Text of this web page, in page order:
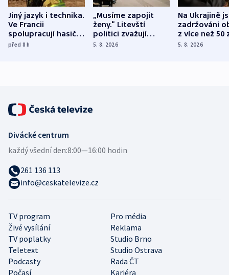
Jiný jazyk i technika.
Ve Francii
spolupracují hasiči z
různých zemí
před 8h
„Musíme zapojit
ženy.“ Litevští
politici zvažují
dohodu o
5. 8. 2026
Na Ukrajině
zadržováni
z více než 50
Bojovali na
5. 8. 2026
TV program
Pro média
Živé vysílání
Reklama
TV poplatky
Studio Brno
Teletext
Studio Ostrava
Podcasty
Rada ČT
Počasí
Kariéra
Divácké centrum
každý všední den:8:00—16:00 hodin
261 136 113
info@ceskatelevize.cz